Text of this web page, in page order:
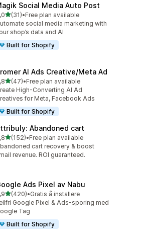
Social Media Auto Post
av 5 stjerner
(31)
31 omtaler
•Free plan available
social media marketing with
shop’s data and AI
Built for Shopify
AI Ads Creative/Meta Ad
av 5 stjerner
(47)
47 omtaler
•Free plan available
High-Converting AI Ad
for Meta, Facebook Ads
Built for Shopify
Abandoned cart
av 5 stjerner
(152)
152 omtaler
•Free plan available
cart recovery & boost
revenue. ROI guaranteed.
Ads Pixel av Nabu
av 5 stjerner
(420)
420 omtaler
•Gratis å installere
Google Pixel & Ads-sporing med
Tag
Built for Shopify